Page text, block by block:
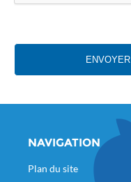
ENVOYER
NAVIGATION
Plan du site